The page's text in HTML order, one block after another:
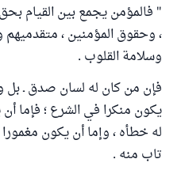
" فالمؤمن يجمع بين القيام بحق
، وحقوق المؤمنين ، متقدميهم
وسلامة القلوب .
فإن من كان له لسان صدق ـ بل
يكون منكرا في الشرع ؛ فإما
له خطأه ، وإما أن يكون
تاب منه .